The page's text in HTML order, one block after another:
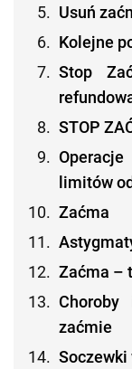
Usuń
Kolejne
Stop
STOP
limitów
Zaćma
Zaćma –
Choroby
zaćmie
Soczewki